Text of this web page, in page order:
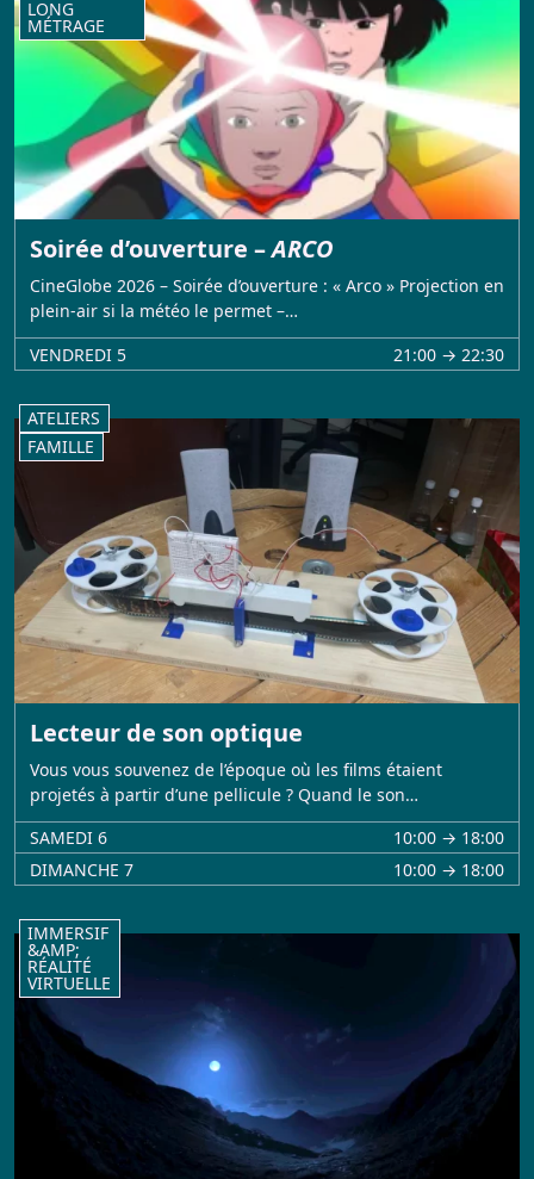
LONG
MÉTRAGE
Soirée d’ouverture –ARCO
CineGlobe 2026 – Soirée d’ouverture : « Arco » Projection en
plein-air si la météo le permet –…
VENDREDI 5
21:00 → 22:30
ATELIERS
FAMILLE
Lecteur de son optique
Vous vous souvenez de l’époque où les films étaient
projetés à partir d’une pellicule ? Quand le son…
SAMEDI 6
10:00 → 18:00
DIMANCHE 7
10:00 → 18:00
IMMERSIF
&AMP;
RÉALITÉ
VIRTUELLE